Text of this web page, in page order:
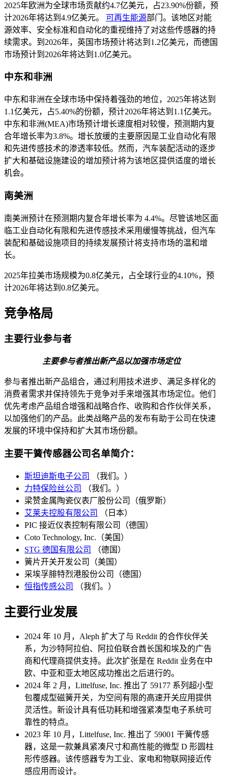
2025年欧洲为全球市场贡献约4.7亿美元，占23.90%份额，预
计2026年将达到4.9亿美元。 可再生能源部门。该地区对能
源效率、安全标准和自动化的重视维持了对这些传感器的持
续需求。到2026年，英国市场预计将达到1.2亿美元，而德国
市场预计到2026年将达到1.0亿美元。
中东和非洲
中东和非洲在全球市场中保持着强劲的地位，2025年将达到
1.1亿美元，占5.40%的份额，预计2026年将达到1.1亿美元。
中东和非洲(MEA)市场预计增长速度相对较慢，预测期内复
合年增长率为3.8%。增长放缓的主要原因是工业自动化有限
和先进传感技术的渗透率较低。然而，汽车装配活动的逐步
扩大和基础设施建设的增加预计将为该地区提供适度的增长
机会。
南美洲
南美洲预计在预测期内复合年增长率为 4.4%。尽管该地区面
临工业自动化有限和先进传感技术采用缓慢等挑战，但汽车
装配和基础设施项目的持续发展预计将支持市场的温和增
长。
2025年拉美市场规模为0.8亿美元，占全球行业的4.10%，预
计2026年将达到0.8亿美元。
竞争格局
主要行业参与者
主要参与者推出新产品以加强市场定位
参与者推出新产品组合，通过利用技术进步、满足多样化的
消费者需求并保持领先于竞争对手来增强其市场定位。他们
优先考虑产品组合增强和战略合作、收购和合作伙伴关系，
以加强他们的产品。此类战略产品的发布有助于公司在快速
发展的环境中保持和扩大其市场份额。
主要干簧传感器公司名单简介：
斯坦迪斯电子公司
（我们。）
力特保险丝公司
（我们。）
梁赞金属陶瓷仪表厂股份公司（俄罗斯）
艾莱夫控股有限公司
（日本）
PIC 接近仪表控制有限公司（德国）
Coto Technology, Inc.（美国）
STG 德国有限公司
（德国）
簧片开关开发公司（美国）
采埃孚腓特烈港股份公司（德国）
恒指传感公司
（我们。）
主要行业发展
2024 年 10 月，Aleph 扩大了与 Reddit 的合作伙伴关
系，为沙特阿拉伯、阿拉伯联合酋长国和埃及的广告
商和代理商提供支持。此次扩张是在 Reddit 业务在中
欧、中亚和亚太地区成功推出之后进行的。
2024 年 2 月，Littelfuse, Inc. 推出了 59177 系列超小型
包覆成型磁簧开关，为空间有限的高速开关应用提供
灵活性。新设计具有低功耗和增强紧凑型电子系统可
靠性的特点。
2023 年 10 月，Littelfuse, Inc. 推出了 59001 干簧传感
器，这是一款兼具紧凑尺寸和高性能的微型 D 形圆柱
形传感器。该传感器专为工业、家电和物联网接近传
感应用而设计。